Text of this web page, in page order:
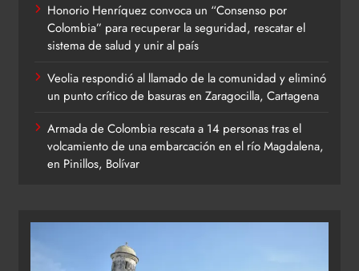
Honorio Henríquez convoca un “Consenso por
Colombia” para recuperar la seguridad, rescatar el
sistema de salud y unir al país
Veolia respondió al llamado de la comunidad y eliminó
un punto crítico de basuras en Zaragocilla, Cartagena
Armada de Colombia rescata a 14 personas tras el
volcamiento de una embarcación en el río Magdalena,
en Pinillos, Bolívar